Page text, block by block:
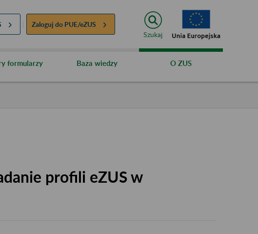
Zaloguj do PUE/eZUS
Szukaj
formularzy Baza wiedzy O ZUS
profili eZUS w